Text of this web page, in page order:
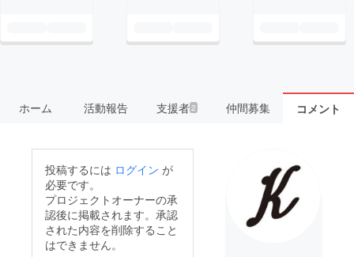
ホーム 活動報告 支援者2 仲間募集 コメント
投稿するには ログイン が
必要です。
プロジェクトオーナーの承
認後に掲載されます。承認
された内容を削除すること
はできません。